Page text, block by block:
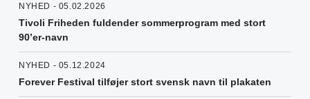
NYHED - 05.02.2026
Tivoli Friheden fuldender sommerprogram med stort
90’er-navn
NYHED - 05.12.2024
Forever Festival tilføjer stort svensk navn til plakaten